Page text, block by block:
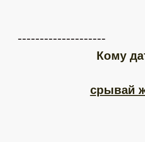
--------------------
Кому
срывай